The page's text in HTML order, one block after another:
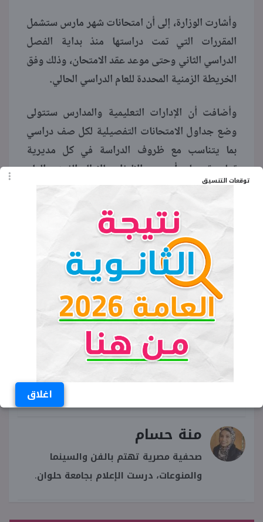
توقعات التنسيق
اغلاق
وأشارت الوزارة، إلى أن امتحانات شهر مارس ستشمل
المقررات التي تمت دراستها منذ بداية الفصل
الدراسي الثاني وحتى موعد عقد الامتحان، وذلك وفق
الخريطة الزمنية المحددة للعام الدراسي الحالي.
وأضافت أن الإدارات التعليمية والمدارس ستتولى
وضع جداول الامتحانات التفصيلية لكل صف دراسي
بما يتناسب مع ظروف الدراسة في كل مديرية
تعليمية، على أن يتم الالتزام بالإطار الزمني العام
الذي حددته الوزارة.
الكلمات المفتاحية
موعد امتحانات شهر مارس 2026
امتحانات شهر مارس 2026
وزارة التربية والتعليم
متى امتحانات شهر مارس 2026
ميعاد امتحانات شهر مارس 2026
منة حسام
صحفية مصرية تهتم بالفن والسينما
والمنوعات، درست الإعلام بجامعة حلوان.